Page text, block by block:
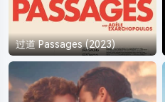
过道 Passages (2023)